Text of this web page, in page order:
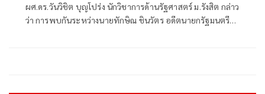
นานาชาติเข้าใจ นายกฯ-รัฐบาล ผู้มีอำนาจตัว
ผศ.ดร.วันวิชิต บุญโปร่ง นักวิชาการด้านรัฐศาสตร์ ม.รังสิต กล่าว
ว่า การพบกันระหว่างนายทักษิณ ชินวัตร อดีตนายกรัฐมนตรี